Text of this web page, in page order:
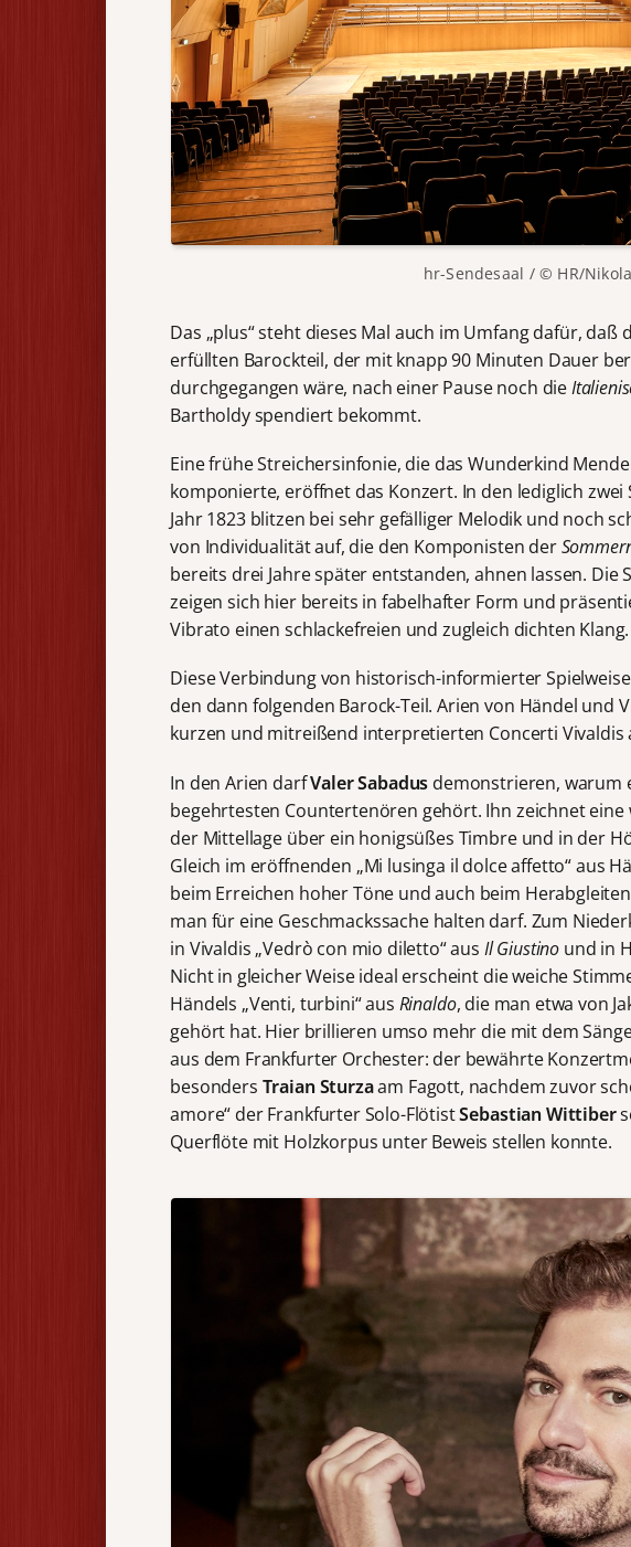
hr-Sendesaal / © HR/
Das „plus“ steht dieses Mal auch im Umfang dafür, daß
erfüllten Barockteil, der mit knapp 90 Minuten Dauer
durchgegangen wäre, nach einer Pause noch die
Bartholdy spendiert bekommt.
Eine frühe Streichersinfonie, die das Wunderkind
komponierte, eröffnet das Konzert. In den lediglich
Jahr 1823 blitzen bei sehr gefälliger Melodik und noch
von Individualität auf, die den Komponisten der
bereits drei Jahre später entstanden, ahnen lassen. Die
zeigen sich hier bereits in fabelhafter Form und
Vibrato einen schlackefreien und zugleich dichten Klang.
Diese Verbindung von historisch-informierter
den dann folgenden Barock-Teil. Arien von Händel und
kurzen und mitreißend interpretierten Concerti Vivaldis
In den Arien darfValer Sabadus demonstrieren, warum
begehrtesten Countertenören gehört. Ihn zeichnet eine
der Mittellage über ein honigsüßes Timbre und in der
Gleich im eröffnenden „Mi lusinga il dolce affetto“ aus
beim Erreichen hoher Töne und auch beim
man für eine Geschmackssache halten darf. Zum
in Vivaldis „Vedrò con mio diletto“ aus Il Giustino und in
Nicht in gleicher Weise ideal erscheint die weiche
Händels „Venti, turbini“ aus Rinaldo, die man etwa von
gehört hat. Hier brillieren umso mehr die mit dem
aus dem Frankfurter Orchester: der bewährte
besonders Traian Sturzaam Fagott, nachdem zuvor
amore“ der Frankfurter Solo-FlötistSebastian Wittiber
Querflöte mit Holzkorpus unter Beweis stellen konnte.